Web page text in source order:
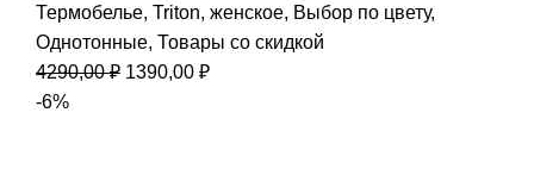
Термобелье, Triton, женское, Выбор по цвету,
Однотонные, Товары со скидкой
4290,00₽ Первоначальная
1390,00 ₽Текущая
-6%